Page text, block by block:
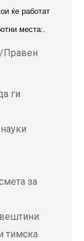
ќе работат
места:.
Правен
ги
за
тимска